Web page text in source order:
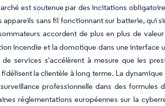
est soutenue par des incitations
appareils sans fil fonctionnant sur batterie, qui
accordent de plus en plus de
incendie et la domotique dans une interface
services s'accélèrent à mesure que les
la clientèle à long terme. La
professionnelle dans des formules
réglementations européennes sur la